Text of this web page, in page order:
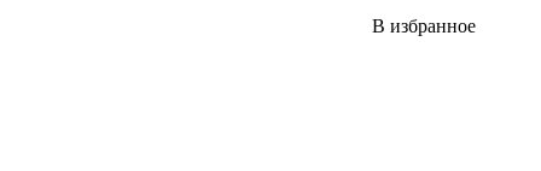
В избранное